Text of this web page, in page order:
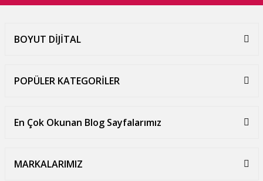
BOYUT DİJİTAL
POPÜLER KATEGORİLER
En Çok Okunan Blog Sayfalarımız
MARKALARIMIZ